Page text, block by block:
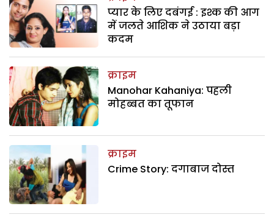
प्यार के लिए दबंगई : इश्क की आग
में जलते आशिक ने उठाया बड़ा
कदम
क्राइम
Manohar Kahaniya: पहली
मोहब्बत का तूफान
क्राइम
Crime Story: दगाबाज दोस्त